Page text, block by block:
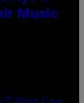
Music